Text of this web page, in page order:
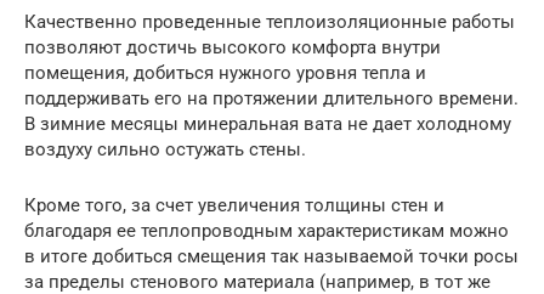
Качественно проведенные теплоизоляционные работы
позволяют достичь высокого комфорта внутри
помещения, добиться нужного уровня тепла и
поддерживать его на протяжении длительного времени.
В зимние месяцы минеральная вата не дает холодному
воздуху сильно остужать стены.
Кроме того, за счет увеличения толщины стен и
благодаря ее теплопроводным характеристикам можно
в итоге добиться смещения так называемой точки росы
за пределы стенового материала (например, в тот же